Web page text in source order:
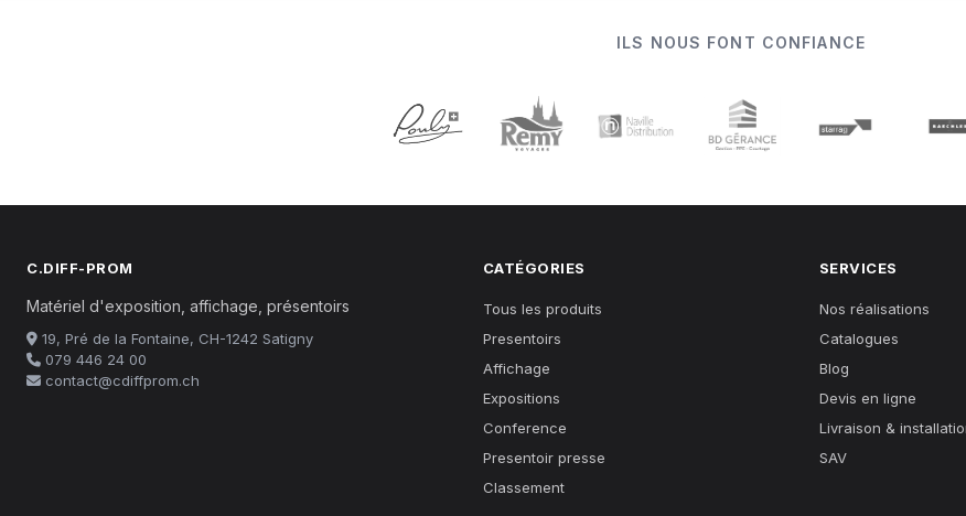
ILS NOUS FONT CONFIANCE
C.DIFF-PROM
Matériel d'exposition, affichage, présentoirs
19, Pré de la Fontaine, CH-1242 Satigny
079 446 24 00
contact@cdiffprom.ch
CATÉGORIES
Tous les produits
Presentoirs
Affichage
Expositions
Conference
Presentoir presse
Classement
SERVICES
Nos réalisations
Catalogues
Blog
Devis en ligne
Livraison &
SAV